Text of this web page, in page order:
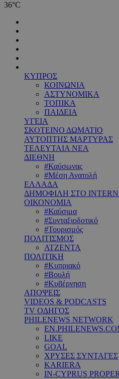
36°C
ΚΥΠΡΟΣ
ΚΟΙΝΩΝΙΑ
ΑΣΤΥΝΟΜΙΚΑ
ΤΟΠΙΚΑ
ΠΑΙΔΕΙΑ
ΥΓΕΙΑ
ΣΚΟΤΕΙΝΟ ΔΩΜΑΤΙΟ
ΑΥΤΟΠΤΗΣ ΜΑΡΤΥΡΑΣ
ΤΕΛΕΥΤΑΙΑ ΝΕΑ
ΔΙΕΘΝΗ
#Καύσωνας
#Μέση Ανατολή
ΕΛΛΑΔΑ
ΔΗΜΟΦΙΛΗ ΣΤΟ
ΟΙΚΟΝΟΜΙΑ
#Καύσιμα
#Συνταξιοδοτικό
#Τουρισμός
ΠΟΛΙΤΙΣΜΟΣ
ΑΤΖΕΝΤΑ
ΠΟΛΙΤΙΚΗ
#Κυπριακό
#Βουλή
#Κυβέρνηση
ΑΠΟΨΕΙΣ
VIDEOS & PODCASTS
TV ΟΔΗΓΟΣ
PHILENEWS NETWORK
LIKE
GOAL
ΧΡΥΣΕΣ ΣΥΝΤΑΓΕΣ
KARIERA
IN-CYPRUS